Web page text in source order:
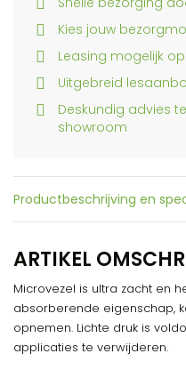
Kies jouw
Leasing mogelijk
Uitgebreid
Deskundig advies
showroom
Productbeschrijving en
ARTIKEL
Microvezel is ultra zacht en
absorberende eigenschap,
opnemen. Lichte druk is
applicaties te verwijderen.